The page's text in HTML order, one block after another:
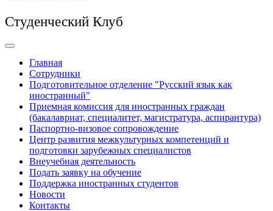
Студенческий Клуб
Главная
Сотрудники
Подготовительное отделение "Русский язык как
иностранный"
Приемная комиссия для иностранных граждан
(бакалавриат, специалитет, магистратура, аспирантура)
Паспортно-визовое сопровождение
Центр развития межкультурных компетенций и
подготовки зарубежных специалистов
Внеучебная деятельность
Подать заявку на обучение
Поддержка иностранных студентов
Новости
Контакты